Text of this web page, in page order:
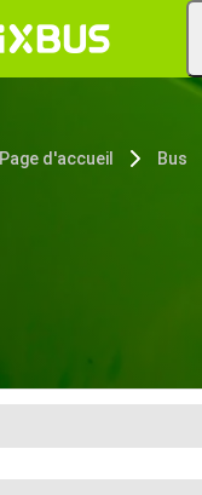
Page d'accueil Bus